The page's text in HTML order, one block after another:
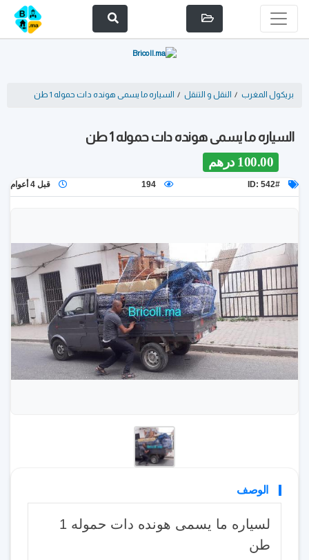
بريكول المغرب / النقل و التنقل / السياره ما يسمى هونده دات حموله 1 طن
السياره ما يسمى هونده دات حموله 1 طن
100.00 درهم
ID: 542#
194 قبل 4 أعوام
الوصف
لسياره ما يسمى هونده دات حموله 1
طن